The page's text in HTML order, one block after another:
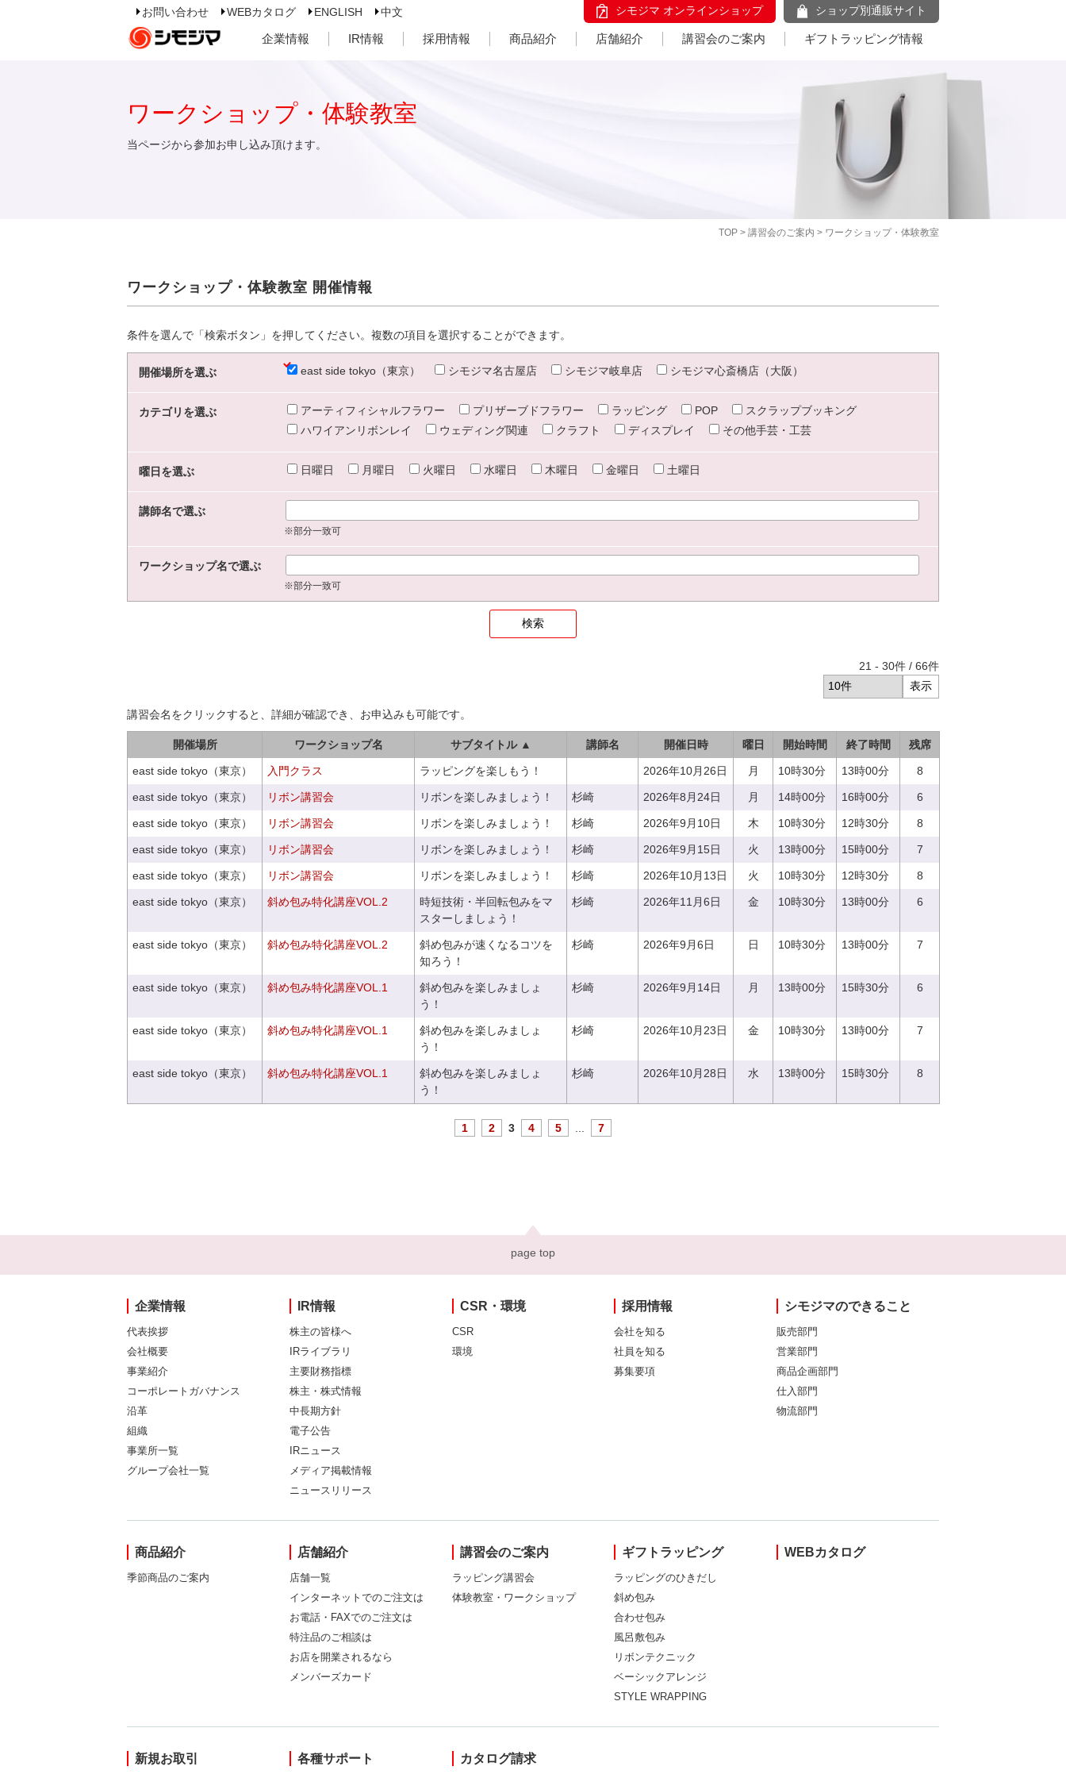
お問い合わせ WEBカタログ ENGLISH 中文 シモジマ オンラインショップ ショップ別通販サイト
企業情報 IR情報 採用情報 商品紹介 店舗紹介 講習会のご案内 ギフトラッピング情報
TOP > 講習会のご案内 > ワークショップ・体験教室
ワークショップ・体験教室
当ページから参加お申し込み頂けます。
ワークショップ・体験教室 開催情報
条件を選んで「検索ボタン」を押してください。複数の項目を選択することができます。
開催場所を選ぶ east side tokyo（東京） シモジマ名古屋店 シモジマ岐阜店 シモジマ心斎橋店（大阪）
カテゴリを選ぶ アーティフィシャルフラワー プリザーブドフラワー ラッピング POP
スクラップブッキング
ハワイアンリボンレイ
ウェディング関連 クラフト ディスプレイ その他手芸・工芸
曜日を選ぶ 日曜日 月曜日 火曜日 水曜日 木曜日 金曜日 土曜日
講師名で選ぶ
※部分一致可
ワークショップ名で選ぶ
※部分一致可
21 - 30件 / 66件
講習会名をクリックすると、詳細が確認でき、お申込みも可能です。
開催場所 ワークショップ名 サブタイトル ▲ 講師名 開催日時 曜日 開始時間 終了時間 残席
east side tokyo（東京） 入門クラス ラッピングを楽しもう！ 2026年10月26日 月 10時30分 13時00分 8
east side tokyo（東京） リボン講習会 リボンを楽しみましょう！ 杉崎 2026年8月24日 月 14時00分 16時00分 6
east side tokyo（東京） リボン講習会 リボンを楽しみましょう！ 杉崎 2026年9月10日 木 10時30分 12時30分 8
east side tokyo（東京） リボン講習会 リボンを楽しみましょう！ 杉崎 2026年9月15日 火 13時00分 15時00分 7
east side tokyo（東京） リボン講習会 リボンを楽しみましょう！ 杉崎 2026年10月13日 火 10時30分 12時30分 8
east side tokyo（東京） 斜め包み特化講座VOL.2
時短技術・半回転包みをマ
スターしましょう！
杉崎 2026年11月6日 金 10時30分 13時00分 6
east side tokyo（東京） 斜め包み特化講座VOL.2
斜め包みが速くなるコツを
知ろう！
杉崎 2026年9月6日 日 10時30分 13時00分 7
east side tokyo（東京） 斜め包み特化講座VOL.1
斜め包みを楽しみましょ
う！
杉崎 2026年9月14日 月 13時00分 15時30分 6
east side tokyo（東京） 斜め包み特化講座VOL.1
斜め包みを楽しみましょ
う！
杉崎 2026年10月23日 金 10時30分 13時00分 7
east side tokyo（東京） 斜め包み特化講座VOL.1
斜め包みを楽しみましょ
う！
杉崎 2026年10月28日 水 13時00分 15時30分 8
1 2 3 4 5 7
page top
企業情報
代表挨拶
会社概要
事業紹介
コーポレートガバナンス
沿革
組織
事業所一覧
グループ会社一覧
IR情報
株主の皆様へ
IRライブラリ
主要財務指標
株主・株式情報
中長期方針
電子公告
IRニュース
メディア掲載情報
ニュースリリース
CSR・環境
CSR
環境
採用情報
会社を知る
社員を知る
募集要項
シモジマのできること
販売部門
営業部門
商品企画部門
仕入部門
物流部門
商品紹介
季節商品のご案内
店舗紹介
店舗一覧
インターネットでのご注文は
お電話・FAXでのご注文は
特注品のご相談は
お店を開業されるなら
メンバーズカード
講習会のご案内
ラッピング講習会
体験教室・ワークショップ
ギフトラッピング
ラッピングのひきだし
斜め包み
合わせ包み
風呂敷包み
リボンテクニック
ベーシックアレンジ
STYLE WRAPPING
WEBカタログ
新規お取引 各種サポート カタログ請求